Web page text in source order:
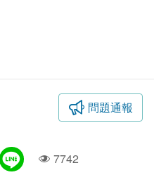
問題通報
人氣7742